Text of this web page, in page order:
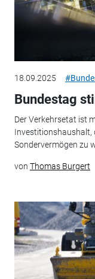
18.09.2025
Bundestag
Der Verkehrsetat ist
Investitionshaushalt,
Sondervermögen zu
von Thomas Burgert